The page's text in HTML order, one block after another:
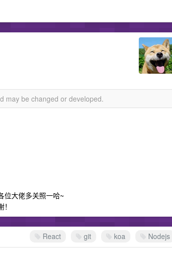
may be changed or developed.
位大佬多关照一哈~
React git koa Nodejs